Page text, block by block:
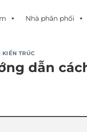
Nhà phân phối
KIẾN TRÚC
dẫn